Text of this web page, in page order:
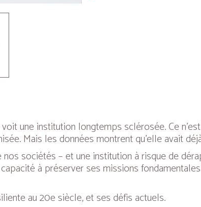
une institution longtemps sclérosée. Ce
Mais les données montrent qu’elle avait
sociétés – et une institution à risque de
à préserver ses missions
au 20e siècle, et ses défis actuels.